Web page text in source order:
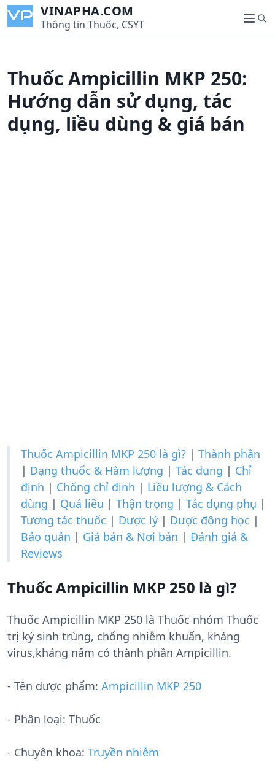
i
VINAPHA.COM
Thông tin Thuốc, CSYT
M
e
S
e
Thuốc Ampicillin MKP 250:
Hướng dẫn sử dụng, tác
dụng, liều dùng & giá bán
Thuốc Ampicillin MKP 250 là gì? | Thành phần
| Dạng thuốc & Hàm lượng | Tác dụng | Chỉ
định | Chống chỉ định | Liều lượng & Cách
dùng | Quá liều | Thận trọng | Tác dụng phụ |
Tương tác thuốc | Dược lý | Dược động học |
Bảo quản | Giá bán & Nơi bán | Đánh giá &
Reviews
Thuốc Ampicillin MKP 250 là gì?
Thuốc Ampicillin MKP 250 là Thuốc nhóm Thuốc
trị ký sinh trùng, chống nhiễm khuẩn, kháng
virus,kháng nấm có thành phần Ampicillin.
- Tên dược phẩm: Ampicillin MKP 250
- Phân loại: Thuốc
- Chuyên khoa: Truyền nhiễm